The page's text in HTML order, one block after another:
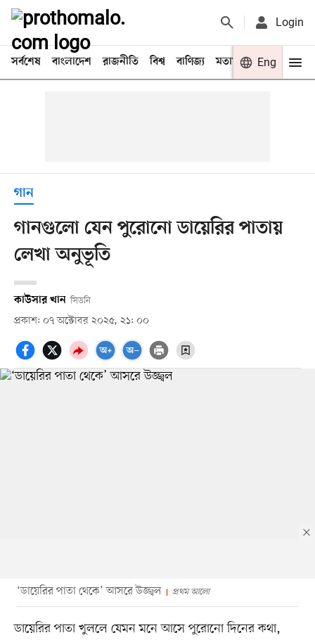
Login
সর্বশেষ বাংলাদেশ রাজনীতি বিশ্ব বাণিজ্য মতামত খেলা
Eng
গান
গানগুলো যেন পুরোনো ডায়েরির পাতায়
লেখা অনুভূতি
কাউসার খান সিডনি
প্রকাশ: ০৭ অক্টোবর ২০২৫, ২১: ০০
‘ডায়েরির পাতা থেকে’ আসরে উজ্জ্বল প্রথম আলো
ডায়েরির পাতা খুললে যেমন মনে আসে পুরোনো দিনের কথা,